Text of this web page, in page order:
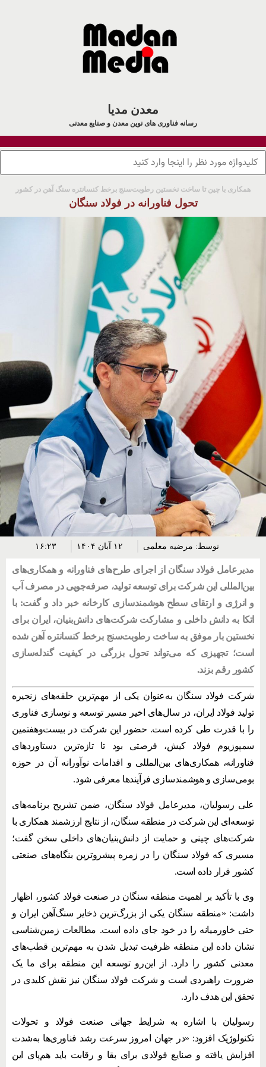
معدن مدیا
رسانه فناوری های نوین معدن و صنایع معدنی
همکاری با چین تا ساخت نخستین رطوبت‌سنج برخط کنسانتره سنگ آهن در کشور
تحول فناورانه در فولاد سنگان
توسط: مرضیه معلمی ۱۲ آبان ۱۴۰۴ ۱۶:۲۳
مدیرعامل فولاد سنگان از اجرای طرح‌های فناورانه و همکاری‌های
بین‌المللی این شرکت برای توسعه تولید، صرفه‌جویی در مصرف آب
و انرژی و ارتقای سطح هوشمندسازی کارخانه خبر داد و گفت: با
اتکا به دانش داخلی و مشارکت شرکت‌های دانش‌بنیان، ایران برای
نخستین بار موفق به ساخت رطوبت‌سنج برخط کنسانتره آهن شده
است؛ تجهیزی که می‌تواند تحول بزرگی در کیفیت گندله‌سازی
کشور رقم بزند.
شرکت فولاد سنگان به‌عنوان یکی از مهم‌ترین حلقه‌های زنجیره
تولید فولاد ایران، در سال‌های اخیر مسیر توسعه و نوسازی فناوری
را با قدرت طی کرده است. حضور این شرکت در بیست‌وهفتمین
سمپوزیوم فولاد کیش، فرصتی بود تا تازه‌ترین دستاوردهای
فناورانه، همکاری‌های بین‌المللی و اقدامات نوآورانه آن در حوزه
بومی‌سازی و هوشمندسازی فرآیندها معرفی شود.
علی رسولیان، مدیرعامل فولاد سنگان، ضمن تشریح برنامه‌های
توسعه‌ای این شرکت در منطقه سنگان، از نتایج ارزشمند همکاری با
شرکت‌های چینی و حمایت از دانش‌بنیان‌های داخلی سخن گفت؛
مسیری که فولاد سنگان را در زمره پیشروترین بنگاه‌های صنعتی
کشور قرار داده است.
وی با تأکید بر اهمیت منطقه سنگان در صنعت فولاد کشور، اظهار
داشت: «منطقه سنگان یکی از بزرگ‌ترین ذخایر سنگ‌آهن ایران و
حتی خاورمیانه را در خود جای داده است. مطالعات زمین‌شناسی
نشان داده این منطقه ظرفیت تبدیل شدن به مهم‌ترین قطب‌های
معدنی کشور را دارد. از این‌رو توسعه این منطقه برای ما یک
ضرورت راهبردی است و شرکت فولاد سنگان نیز نقش کلیدی در
تحقق این هدف دارد.
رسولیان با اشاره به شرایط جهانی صنعت فولاد و تحولات
تکنولوژیک افزود: «در جهان امروز سرعت رشد فناوری‌ها به‌شدت
افزایش یافته و صنایع فولادی برای بقا و رقابت باید هم‌پای این